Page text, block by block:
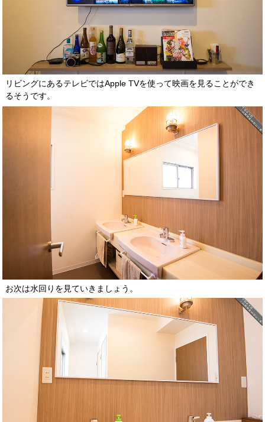
リビングにあるテレビではApple TVを使って映画を見ることができ
るそうです。
お次は水回りを見ていきましょう。